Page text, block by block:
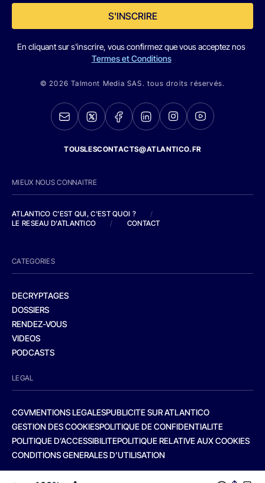
S'INSCRIRE
En cliquant sur s'inscrire, vous confirmez que vous acceptez nos
Termes et Conditions
© 2026 Talmont Media SAS. tous droits réservés.
TOUSLESCONTACTS@ATLANTICO.FR
MIEUX NOUS CONNAITRE
ATLANTICO C'EST QUI, C'EST QUOI ?
/
LE RESEAU D'ATLANTICO
/ CONTACT
CATEGORIES
DECRYPTAGES
DOSSIERS
RENDEZ-VOUS
VIDEOS
PODCASTS
LEGAL
CGVMENTIONS LEGALESPUBLICITE SUR ATLANTICO
GESTION DES COOKIESPOLITIQUE DE CONFIDENTIALITE
POLITIQUE D’ACCESSIBILITEPOLITIQUE RELATIVE AUX COOKIES
CONDITIONS GENERALES D’UTILISATION